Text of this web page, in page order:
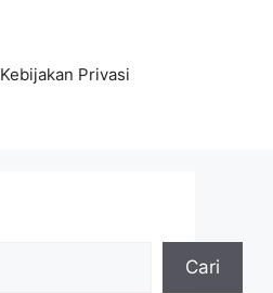
Kebijakan Privasi
Cari